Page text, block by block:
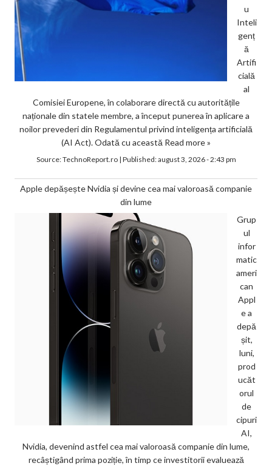
u
Inteli
genț
ă
Artifi
cială
al
Comisiei Europene, în colaborare directă cu autoritățile
naționale din statele membre, a început punerea în aplicare a
noilor prevederi din Regulamentul privind inteligența artificială
(AI Act). Odată cu această Read more »
Source:TechnoReport.ro| Published:august 3, 2026 - 2:43 pm
Apple depășește Nvidia și devine cea mai valoroasă companie
din lume
Grup
ul
infor
matic
ameri
can
Appl
e a
depă
șit,
luni,
prod
ucăt
orul
de
cipuri
AI,
Nvidia, devenind astfel cea mai valoroasă companie din lume,
recâștigând prima poziție, în timp ce investitorii evaluează